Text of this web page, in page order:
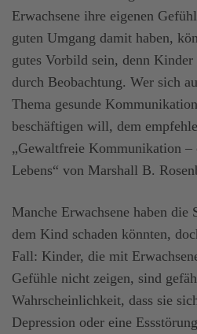
Erwachsene ihre eigenen
guten Umgang damit haben,
gutes Vorbild sein, denn
durch Beobachtung. Wer sich
Thema gesunde
beschäftigen will, dem
„Gewaltfreie Kommunikation –
Lebens“ von Marshall B.
Manche Erwachsene haben die
dem Kind schaden könnten,
Fall: Kinder, die mit
Gefühle nicht zeigen, sind
Wahrscheinlichkeit, dass sie
Depression oder eine